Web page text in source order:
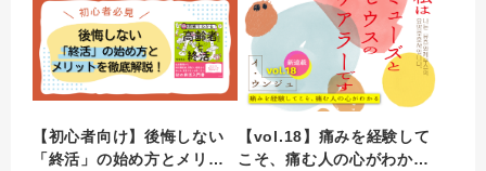
【初心者向け】後悔しない
「終活」の始め方とメリッ
【vol.18】痛みを経験して
こそ、痛む人の心がわか